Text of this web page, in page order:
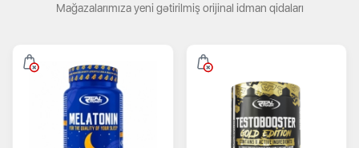
Mağazalarımıza yeni gətirilmiş orijinal idman qidaları